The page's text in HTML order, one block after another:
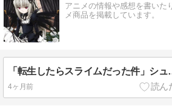
アニメの情報や感想を書いた
メ商品を掲載しています。
「転生したら
4ヶ月前